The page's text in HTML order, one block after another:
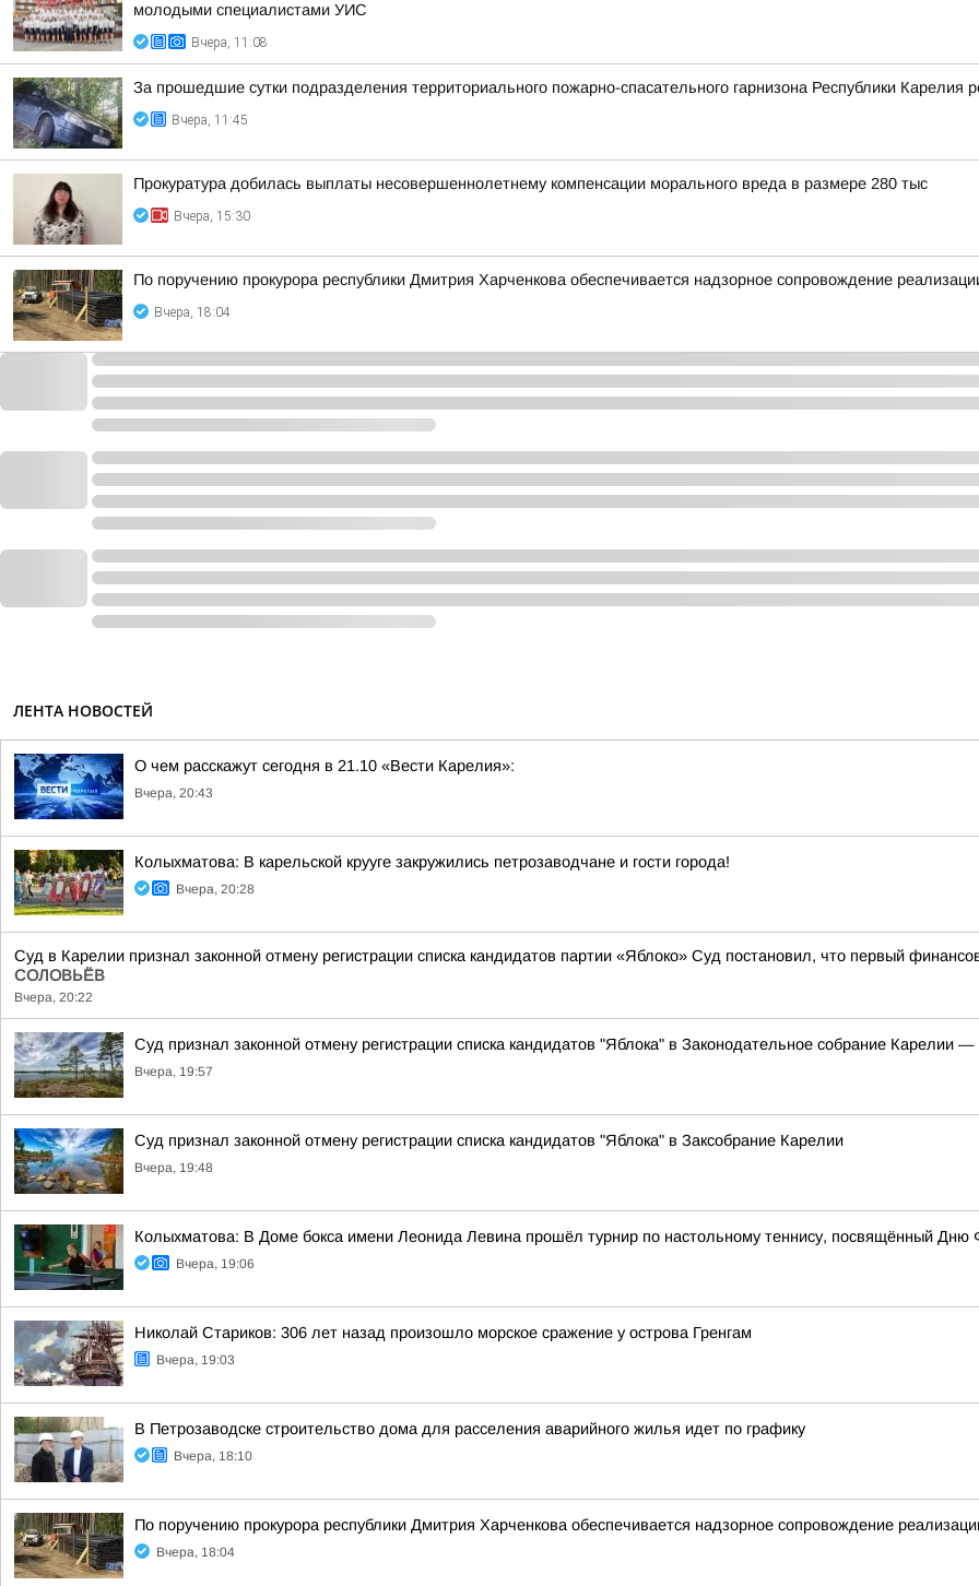
молодыми специалистами УИС
Вчера, 11:08
За прошедшие сутки подразделения территориального пожарно-спасательного гарнизона Республики Карелия
Вчера, 11:45
Прокуратура добилась выплаты несовершеннолетнему компенсации морального вреда в размере 280 тыс
Вчера, 15:30
По поручению прокурора республики Дмитрия Харченкова обеспечивается надзорное сопровождение
Вчера, 18:04
ЛЕНТА НОВОСТЕЙ
О чем расскажут сегодня в 21.10 «Вести Карелия»:
Вчера, 20:43
Колыхматова: В карельской крууге закружились петрозаводчане и гости города!
Вчера, 20:28
Суд в Карелии признал законной отмену регистрации списка кандидатов партии «Яблоко» Суд постановил, что первый
СОЛОВЬЁВ
Вчера, 20:22
Суд признал законной отмену регистрации списка кандидатов "Яблока" в Законодательное собрание Карелии
Вчера, 19:57
Суд признал законной отмену регистрации списка кандидатов "Яблока" в Заксобрание Карелии
Вчера, 19:48
Колыхматова: В Доме бокса имени Леонида Левина прошёл турнир по настольному теннису, посвящённый Дню
Вчера, 19:06
Николай Стариков: 306 лет назад произошло морское сражение у острова Гренгам
Вчера, 19:03
В Петрозаводске строительство дома для расселения аварийного жилья идет по графику
Вчера, 18:10
По поручению прокурора республики Дмитрия Харченкова обеспечивается надзорное сопровождение
Вчера, 18:04